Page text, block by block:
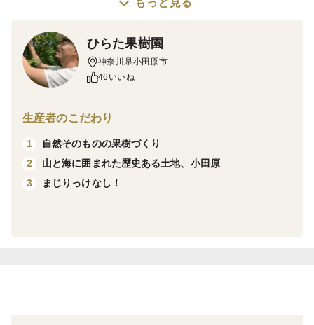
樹上で、部分的にほんのり黄色く色づいてきた｢白加賀｣
です。
緑色の部分も多くあります。
（カリカリ漬けや梅肉エキス作りなど、青梅を使用する
レシピには不向きです）
ひらた果樹園
神奈川県小田原市
46いいね
生産者のこだわり
1
自然そのものの果樹づくり
2
山と海に囲まれた歴史ある土地、小田原
3
まじりっけなし！